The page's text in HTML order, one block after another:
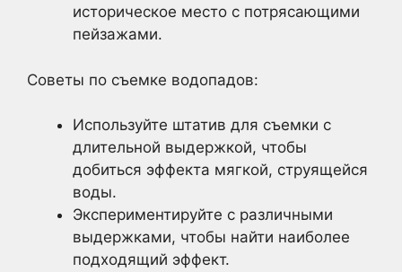
историческое место с потрясающими
пейзажами.
Советы по съемке водопадов:
Используйте штатив для съемки с
длительной выдержкой, чтобы
добиться эффекта мягкой, струящейся
воды.
Экспериментируйте с различными
выдержками, чтобы найти наиболее
подходящий эффект.